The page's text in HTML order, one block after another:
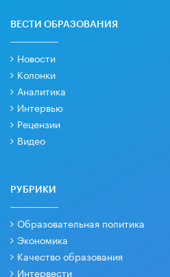
ВЕСТИ ОБРАЗОВАНИЯ
Новости
Колонки
Аналитика
Интервью
Рецензии
Видео
РУБРИКИ
Образовательная политика
Экономика
Качество образования
Интервести